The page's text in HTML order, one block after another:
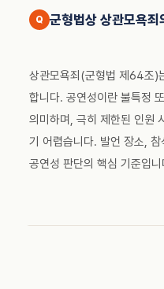
군형법상 상관모욕
상관모욕죄(군형법 제64조)
합니다. 공연성이란 불특정
의미하며, 극히 제한된 인원
기 어렵습니다. 발언 장소,
공연성 판단의 핵심 기준입니